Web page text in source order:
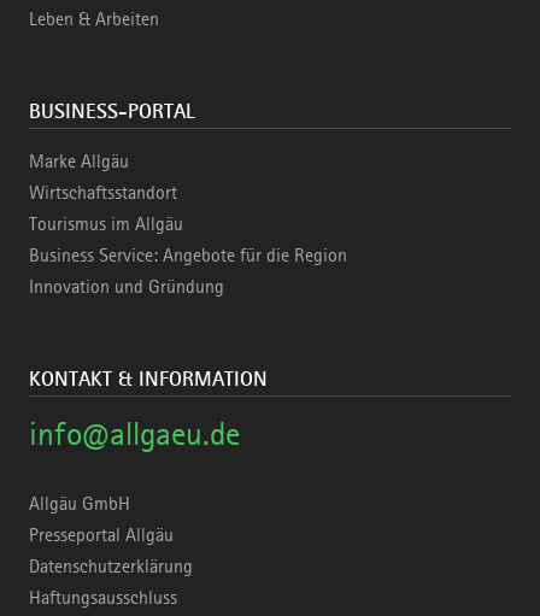
Leben & Arbeiten
BUSINESS-PORTAL
Marke Allgäu
Wirtschaftsstandort
Tourismus im Allgäu
Business Service: Angebote für die Region
Innovation und Gründung
KONTAKT & INFORMATION
info@allgaeu.de
Allgäu GmbH
Presseportal Allgäu
Datenschutzerklärung
Haftungsausschluss